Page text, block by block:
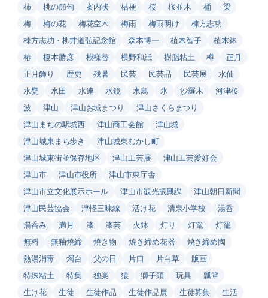
柿 桃の節句 案内状 桔梗 桜 桜並木 桶
梁
梅
梅の花 梅花空木 梅雨 梅雨明け
棟方志功
棟方志功・柳井道弘記念館
森本博一 植木智子
植木鉢
椿
榎本勝彦 模様替 横野和紙 樹脂粘土 樽
正月
正月飾り
歴史 残暑 民芸 民芸品 民芸展
水仙
水甕
水田 水連 水鏡 水鳥 氷 沙羅木
河津桜
波
津山 津山お城まつり
津山さくらまつり
津山まちの駅城西
津山商工会館
津山城
津山城東まち歩き
津山城東むかし町
津山城東街並保存地区
津山工芸展
津山工芸愛好会
津山市
津山市役所
津山市東庁舎
津山市立文化展示ホール
津山市観光振興課
津山朝日新聞
津山民芸協会
津軽三味線 活け花 清泉小学校
湯呑
湯呑み
満月 漆 漆芸 火鉢 灯り 灯篭
灯籠
無料
無釉焼締 焼き物 焼き締め花器
焼き締め陶
熱湯消毒
燭台 父の日 片口 片白草
版画
特殊粘土
特集 独楽 猿 獅子頭 玩具
瓢箪
生け花
生徒 生徒作品 生徒作品展 生徒募集
生活